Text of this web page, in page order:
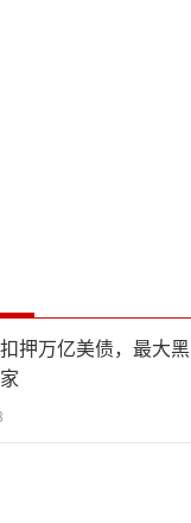
押万亿美债，最大黑